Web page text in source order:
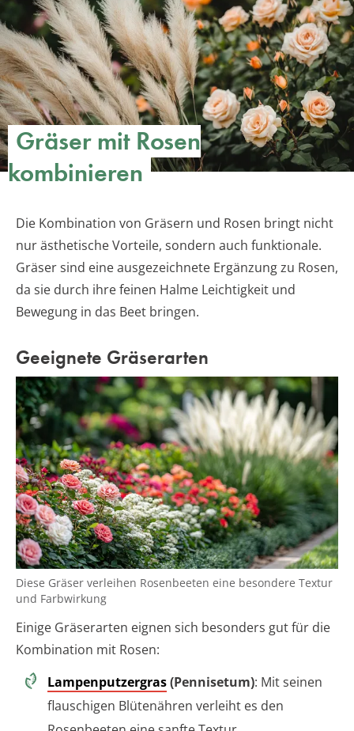
Gräser mit Rosen
kombinieren
Die Kombination von Gräsern und Rosen bringt nicht
nur ästhetische Vorteile, sondern auch funktionale.
Gräser sind eine ausgezeichnete Ergänzung zu Rosen,
da sie durch ihre feinen Halme Leichtigkeit und
Bewegung in das Beet bringen.
Geeignete Gräserarten
Diese Gräser verleihen Rosenbeeten eine besondere Textur
und Farbwirkung
Einige Gräserarten eignen sich besonders gut für die
Kombination mit Rosen:
Lampenputzergras(Pennisetum): Mit seinen
flauschigen Blütenähren verleiht es den